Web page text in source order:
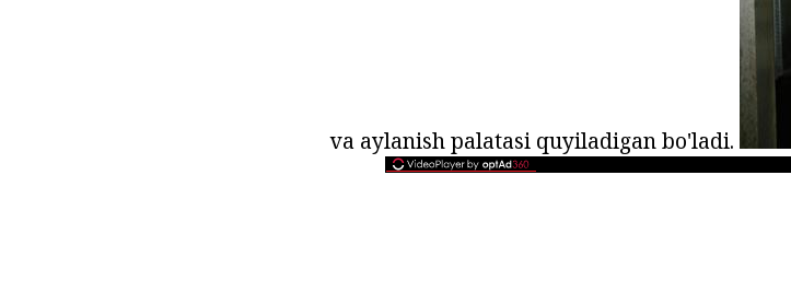
va aylanish palatasi quyiladigan bo'ladi.